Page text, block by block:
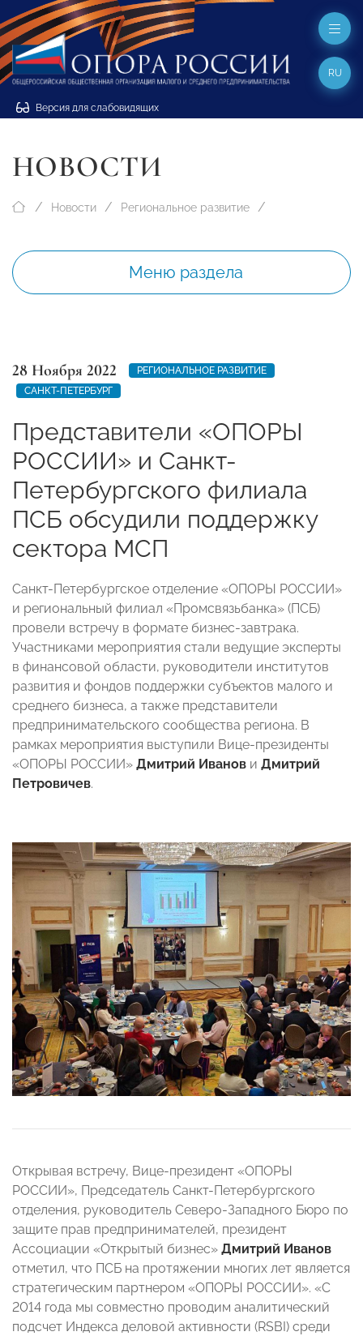
Версия для слабовидящих
RU
НОВОСТИ
Новости Региональное развитие
Меню раздела
28 Ноября 2022
РЕГИОНАЛЬНОЕ РАЗВИТИЕ
САНКТ-ПЕТЕРБУРГ
Представители «ОПОРЫ
РОССИИ» и Санкт-
Петербургского филиала
ПСБ обсудили поддержку
сектора МСП
Санкт-Петербургское отделение «ОПОРЫ РОССИИ»
и региональный филиал «Промсвязьбанка» (ПСБ)
провели встречу в формате бизнес-завтрака.
Участниками мероприятия стали ведущие эксперты
в финансовой области, руководители институтов
развития и фондов поддержки субъектов малого и
среднего бизнеса, а также представители
предпринимательского сообщества региона. В
рамках мероприятия выступили Вице-президенты
«ОПОРЫ РОССИИ» Дмитрий Иванов и Дмитрий
Петровичев.
Открывая встречу, Вице-президент «ОПОРЫ
РОССИИ», Председатель Санкт-Петербургского
отделения, руководитель Северо-Западного Бюро по
защите прав предпринимателей, президент
Ассоциации «Открытый бизнес» Дмитрий Иванов
отметил, что ПСБ на протяжении многих лет является
стратегическим партнером «ОПОРЫ РОССИИ». «С
2014 года мы совместно проводим аналитический
подсчет Индекса деловой активности (RSBI) среди